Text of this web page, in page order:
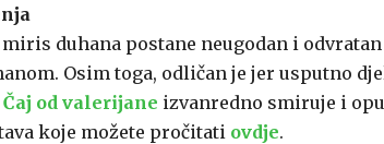
duhana postane neugodan i
Osim toga, odličan je jer usputno
Čaj od valerijane izvanredno smiruje i
koje možete pročitati ovdje.